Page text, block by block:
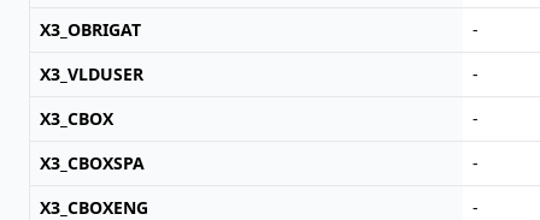
X3_OBRIGAT
-
X3_VLDUSER
-
X3_CBOX
-
X3_CBOXSPA
-
X3_CBOXENG
-